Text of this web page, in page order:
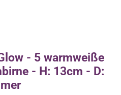
- 5 warmweiße
- H: 13cm - D: